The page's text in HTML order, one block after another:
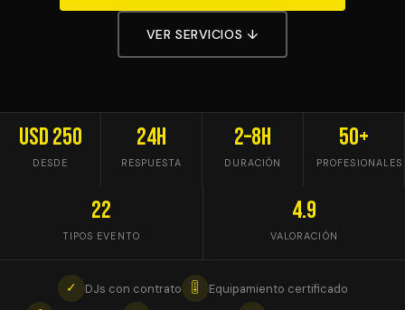
VER SERVICIOS ↓
USD 250
DESDE
24h
RESPUESTA
2–8h
DURACIÓN
50+
PROFESIONALES
22
TIPOS EVENTO
4.9
VALORACIÓN
✓ DJs con contrato 🎚
Equipamiento certificado